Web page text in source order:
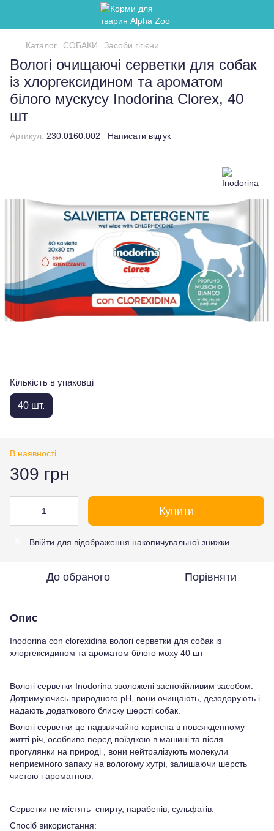
Каталог СОБАКИ Засоби гігієни
Вологі очищаючі серветки для собак
із хлоргексидином та ароматом
білого мускусу Inodorina Clorex, 40
шт
Артикул: 230.0160.002 Написати відгук
Кількість в упаковці
40 шт.
В наявності
309 грн
Купити
Ввійти для відображення накопичувальної знижки
До обраного Порівняти
Опис
Inodorina con clorexidina вологі серветки для собак із
хлоргексидином та ароматом білого моху 40 шт
Вологі серветки Inodorina зволожені заспокійливим засобом.
Дотримуючись природного pH, вони очищають, дезодорують і
надають додаткового блиску шерсті собак.
Вологі серветки це надзвичайно корисна в повсякденному
житті річ, особливо перед поїздкою в машині та після
прогулянки на природі , вони нейтралізують молекули
неприємного запаху на вологому хутрі, залишаючи шерсть
чистою і ароматною.
Серветки не містять спирту, парабенів, сульфатів.
Спосіб використання: